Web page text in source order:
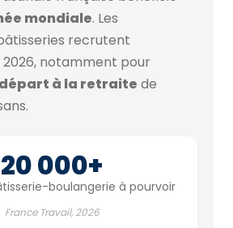
mondiale. Les
recrutent
notamment pour
départ à la retraite de
20 000+
boulangerie à pourvoir
France Travail, 2026